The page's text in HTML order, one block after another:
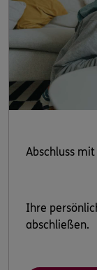
Abschluss
Ihre
abschließen.